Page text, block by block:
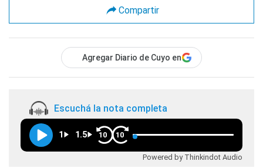
Compartir
Agregar Diario de Cuyo en
Escuchá la nota completa
1 1.5 10 10
Powered by Thinkindot Audio